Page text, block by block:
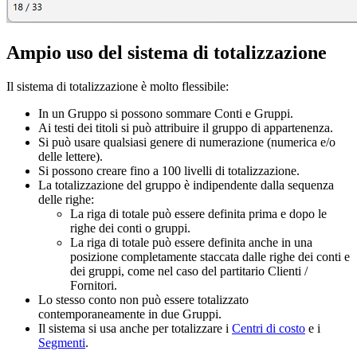
Ampio uso del sistema di totalizzazione
Il sistema di totalizzazione è molto flessibile:
In un Gruppo si possono sommare Conti e Gruppi.
Ai testi dei titoli si può attribuire il gruppo di appartenenza.
Si può usare qualsiasi genere di numerazione (numerica e/o
delle lettere).
Si possono creare fino a 100 livelli di totalizzazione.
La totalizzazione del gruppo è indipendente dalla sequenza
delle righe:
La riga di totale può essere definita prima e dopo le
righe dei conti o gruppi.
La riga di totale può essere definita anche in una
posizione completamente staccata dalle righe dei conti e
dei gruppi, come nel caso del partitario Clienti /
Fornitori.
Lo stesso conto non può essere totalizzato
contemporaneamente in due Gruppi.
Il sistema si usa anche per totalizzare i Centri di costo e i
Segmenti.